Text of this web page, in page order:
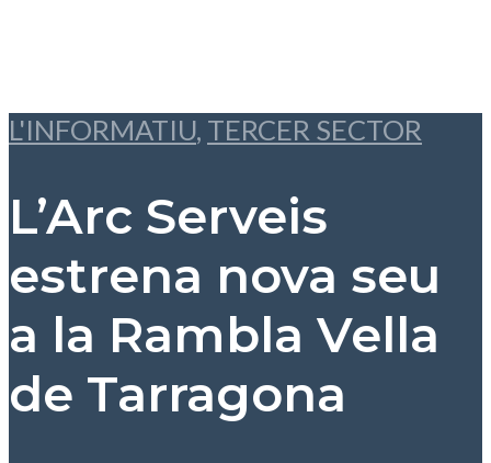
L'INFORMATIU, TERCER SECTOR
L’Arc Serveis
estrena nova seu
a la Rambla Vella
de Tarragona